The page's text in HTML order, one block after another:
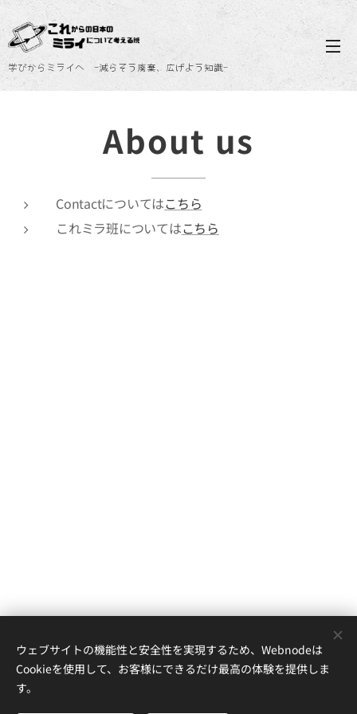
学びからミライへ -減らそう廃棄、広げよう知識-
About us
Contactについてはこちら
これミラ班についてはこちら
ウェブサイトの機能性と安全性を実現するため、Webnodeは
Cookieを使用して、お客様にできるだけ最高の体験を提供しま
す。